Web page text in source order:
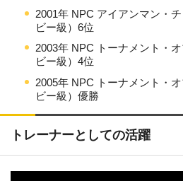
2001年 NPC アイアンマン・
ビー級）6位
2003年 NPC トーナメント・
ビー級）4位
2005年 NPC トーナメント・
ビー級）優勝
トレーナーとしての活躍